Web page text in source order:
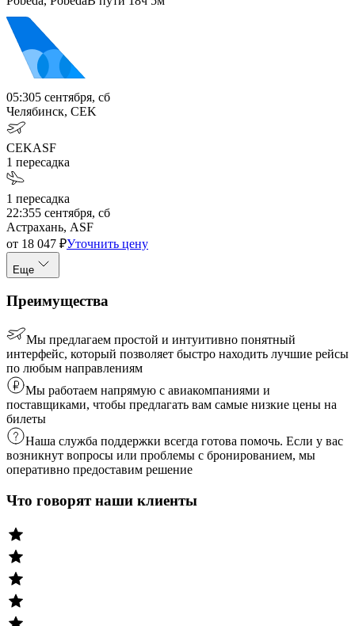
05:305 сентября, сб
Челябинск, CEK
CEKASF
1 пересадка
1 пересадка
22:355 сентября, сб
Астрахань, ASF
от 18 047 ₽Уточнить цену
Еще
Преимущества
Мы предлагаем простой и интуитивно понятный
интерфейс, который позволяет быстро находить лучшие рейсы
по любым направлениям
Мы работаем напрямую с авиакомпаниями и
поставщиками, чтобы предлагать вам самые низкие цены на
билеты
Наша служба поддержки всегда готова помочь. Если у вас
возникнут вопросы или проблемы с бронированием, мы
оперативно предоставим решение
Что говорят наши клиенты